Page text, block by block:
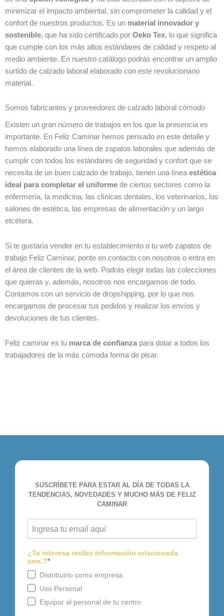
minimizar el impacto ambiental, sin comprometer la calidad y el
confort de nuestros productos. Es un material innovador y
sostenible, que ha sido certificado por Oeko Tex, lo que significa
que cumple con los más altos estándares de calidad y respeto al
medio ambiente. En nuestro catálogo podrás encontrar un amplio
surtido de calzado laboral elaborado con este revolucionario
material.
Somos fabricantes y proveedores de calzado laboral cómodo
Existen un gran número de trabajos en los que la presencia es
importante. En Feliz Caminar hemos pensado en este detalle y
hemos elaborado una línea de zapatos laborales que además de
cumplir con todos los estándares de seguridad y confort que se
necesita de un buen calzado de trabajo, tienen una líneaestética
ideal para completar el uniforme de ciertos sectores como la
enfermería, la medicina, las clínicas dentales, los veterinarios, los
salones de estética, las empresas de alimentación y un largo
etcétera.
Si te gustaría vender en tu establecimiento o tu web zapatos de
trabajo Feliz Caminar, ponte en contacto con nosotros o entra en
el área de clientes de la web. Podrás elegir todas las colecciones
que quieras y, además, nosotros nos encargamos de todo.
Contamos con un servicio de dropshipping, por lo que nos
encargamos de procesar tus pedidos y realizar los envíos y
devoluciones de tus clientes.
Feliz caminar es tu marca de confianza para dotar a todos los
trabajadores de la más cómoda forma de pisar.